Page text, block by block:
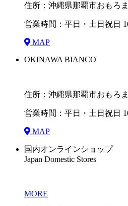
住所：沖縄県那覇市おもろ
営業時間：平日・土日祝日
MAP
OKINAWA BIANCO
住所：沖縄県那覇市おもろ
営業時間：平日・土日祝日
MAP
国内オンラインショップ
Japan Domestic Stores
MORE